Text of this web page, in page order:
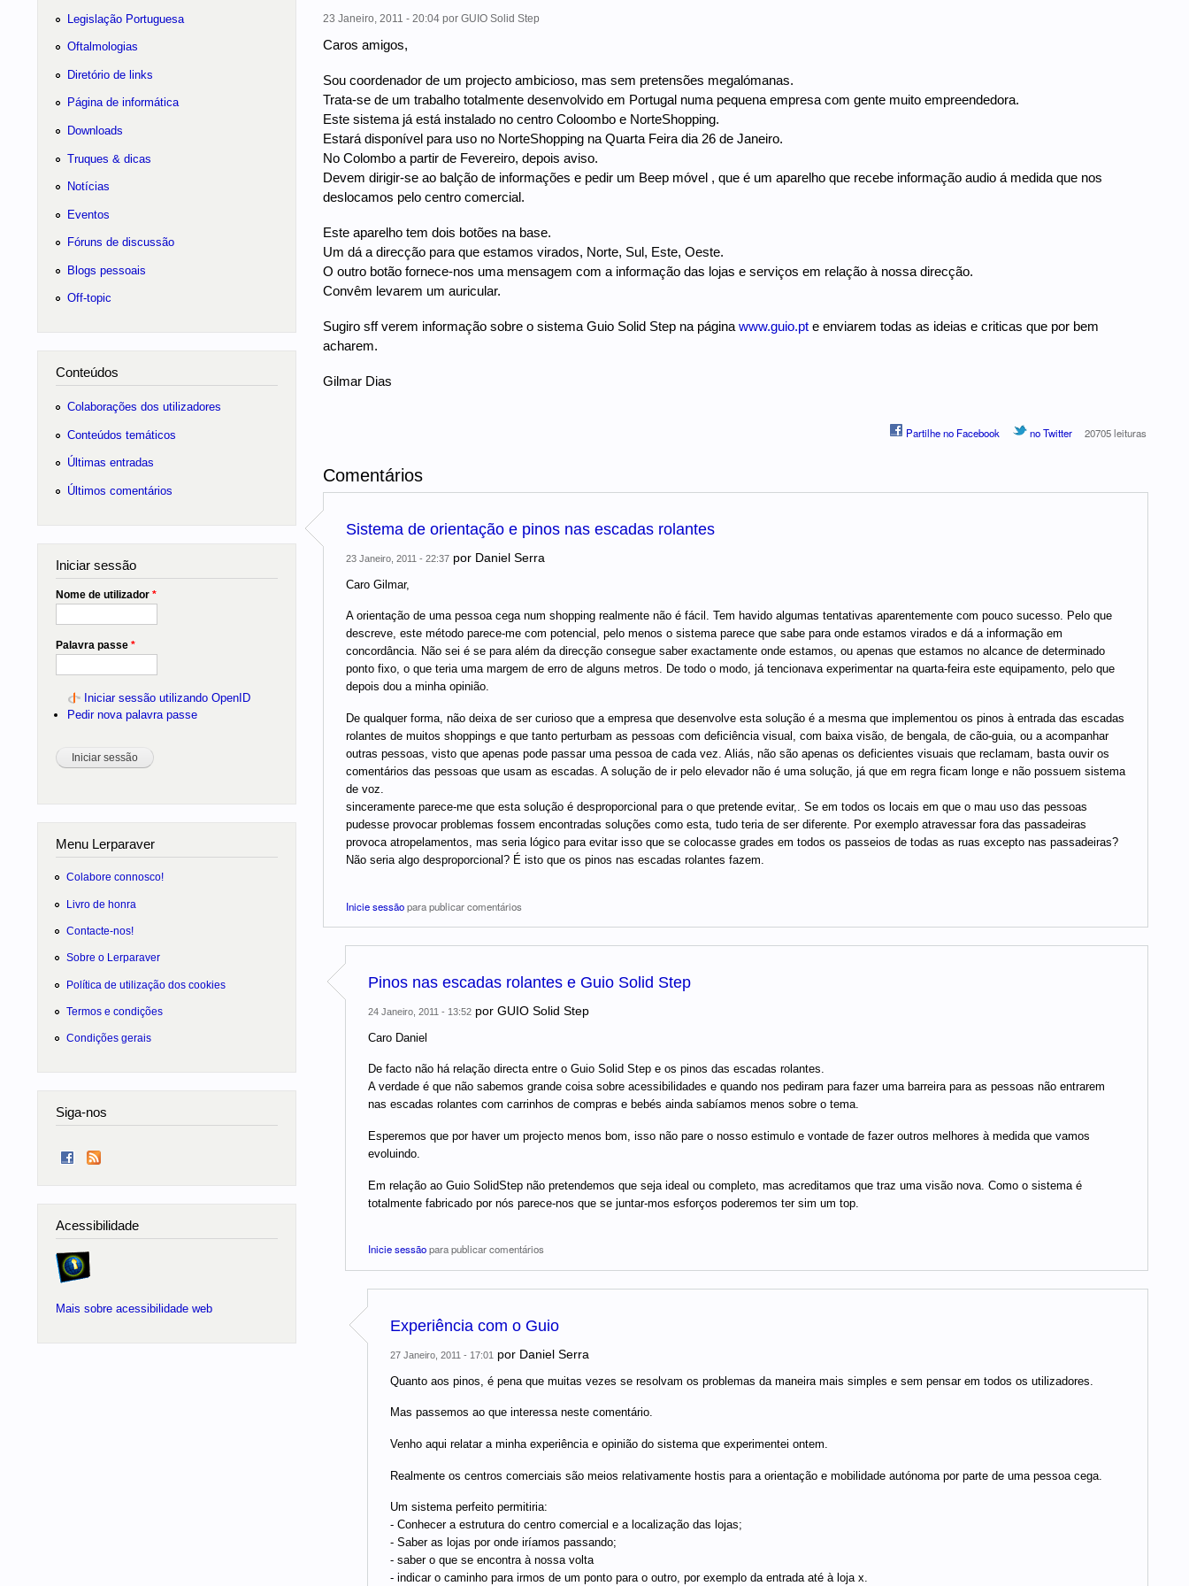
23 Janeiro, 2011 - 20:04por GUIO Solid Step
Caros amigos,
Sou coordenador de um projecto ambicioso, mas sem pretensões megalómanas.
Trata-se de um trabalho totalmente desenvolvido em Portugal numa pequena empresa com gente muito empreendedora.
Este sistema já está instalado no centro Coloombo e NorteShopping.
Estará disponível para uso no NorteShopping na Quarta Feira dia 26 de Janeiro.
No Colombo a partir de Fevereiro, depois aviso.
Devem dirigir-se ao balção de informações e pedir um Beep móvel , que é um aparelho que recebe informação audio á medida que nos
deslocamos pelo centro comercial.
Este aparelho tem dois botões na base.
Um dá a direcção para que estamos virados, Norte, Sul, Este, Oeste.
O outro botão fornece-nos uma mensagem com a informação das lojas e serviços em relação à nossa direcção.
Convêm levarem um auricular.
Sugiro sff verem informação sobre o sistema Guio Solid Step na página www.guio.pte enviarem todas as ideias e criticas que por bem
acharem.
Gilmar Dias
Partilhe no Facebook no Twitter 20705 leituras
Comentários
Sistema de orientação e pinos nas escadas rolantes
23 Janeiro, 2011 - 22:37por Daniel Serra
Caro Gilmar,
A orientação de uma pessoa cega num shopping realmente não é fácil. Tem havido algumas tentativas aparentemente com pouco sucesso. Pelo que
descreve, este método parece-me com potencial, pelo menos o sistema parece que sabe para onde estamos virados e dá a informação em
concordância. Não sei é se para além da direcção consegue saber exactamente onde estamos, ou apenas que estamos no alcance de determinado
ponto fixo, o que teria uma margem de erro de alguns metros. De todo o modo, já tencionava experimentar na quarta-feira este equipamento, pelo que
depois dou a minha opinião.
De qualquer forma, não deixa de ser curioso que a empresa que desenvolve esta solução é a mesma que implementou os pinos à entrada das escadas
rolantes de muitos shoppings e que tanto perturbam as pessoas com deficiência visual, com baixa visão, de bengala, de cão-guia, ou a acompanhar
outras pessoas, visto que apenas pode passar uma pessoa de cada vez. Aliás, não são apenas os deficientes visuais que reclamam, basta ouvir os
comentários das pessoas que usam as escadas. A solução de ir pelo elevador não é uma solução, já que em regra ficam longe e não possuem sistema
de voz.
sinceramente parece-me que esta solução é desproporcional para o que pretende evitar,. Se em todos os locais em que o mau uso das pessoas
pudesse provocar problemas fossem encontradas soluções como esta, tudo teria de ser diferente. Por exemplo atravessar fora das passadeiras
provoca atropelamentos, mas seria lógico para evitar isso que se colocasse grades em todos os passeios de todas as ruas excepto nas passadeiras?
Não seria algo desproporcional? É isto que os pinos nas escadas rolantes fazem.
Inicie sessãopara publicar comentários
Pinos nas escadas rolantes e Guio Solid Step
24 Janeiro, 2011 - 13:52por GUIO Solid Step
Caro Daniel
De facto não há relação directa entre o Guio Solid Step e os pinos das escadas rolantes.
A verdade é que não sabemos grande coisa sobre acessibilidades e quando nos pediram para fazer uma barreira para as pessoas não entrarem
nas escadas rolantes com carrinhos de compras e bebés ainda sabíamos menos sobre o tema.
Esperemos que por haver um projecto menos bom, isso não pare o nosso estimulo e vontade de fazer outros melhores à medida que vamos
evoluindo.
Em relação ao Guio SolidStep não pretendemos que seja ideal ou completo, mas acreditamos que traz uma visão nova. Como o sistema é
totalmente fabricado por nós parece-nos que se juntar-mos esforços poderemos ter sim um top.
Inicie sessãopara publicar comentários
Experiência com o Guio
27 Janeiro, 2011 - 17:01 por Daniel Serra
Quanto aos pinos, é pena que muitas vezes se resolvam os problemas da maneira mais simples e sem pensar em todos os utilizadores.
Mas passemos ao que interessa neste comentário.
Venho aqui relatar a minha experiência e opinião do sistema que experimentei ontem.
Realmente os centros comerciais são meios relativamente hostis para a orientação e mobilidade autónoma por parte de uma pessoa cega.
Um sistema perfeito permitiria:
- Conhecer a estrutura do centro comercial e a localização das lojas;
- Saber as lojas por onde iríamos passando;
- saber o que se encontra à nossa volta
- indicar o caminho para irmos de um ponto para o outro, por exemplo da entrada até à loja x.
Legislação Portuguesa
Oftalmologias
Diretório de links
Página de informática
Downloads
Truques & dicas
Notícias
Eventos
Fóruns de discussão
Blogs pessoais
Off-topic
Conteúdos
Colaborações dos utilizadores
Conteúdos temáticos
Últimas entradas
Últimos comentários
Iniciar sessão
Nome de utilizador *
Palavra passe *
Iniciar sessão utilizando OpenID
Pedir nova palavra passe
Menu Lerparaver
Colabore connosco!
Livro de honra
Contacte-nos!
Sobre o Lerparaver
Política de utilização dos cookies
Termos e condições
Condições gerais
Siga-nos
Acessibilidade
Mais sobre acessibilidade web